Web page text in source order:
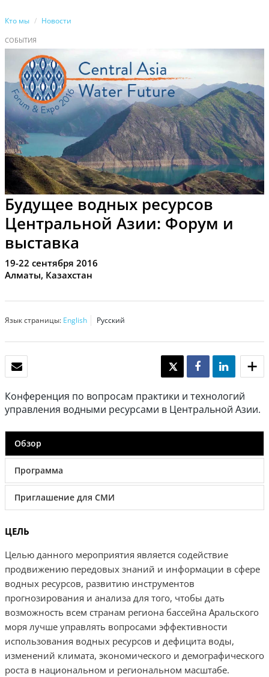
Кто мы Новости
СОБЫТИЯ
Будущее водных ресурсов
Центральной Азии: Форум и
выставка
19-22 сентября 2016
Алматы, Казахстан
Язык страницы: English Русский
TWEET SHARE SHARE
Конференция по вопросам практики и технологий
управления водными ресурсами в Центральной Азии.
Обзор
Программа
Приглашение для СМИ
ЦЕЛЬ
Целью данного мероприятия является содействие
продвижению передовых знаний и информации в сфере
водных ресурсов, развитию инструментов
прогнозирования и анализа для того, чтобы дать
возможность всем странам региона бассейна Аральского
моря лучше управлять вопросами эффективности
использования водных ресурсов и дефицита воды,
изменений климата, экономического и демографического
роста в национальном и региональном масштабе.